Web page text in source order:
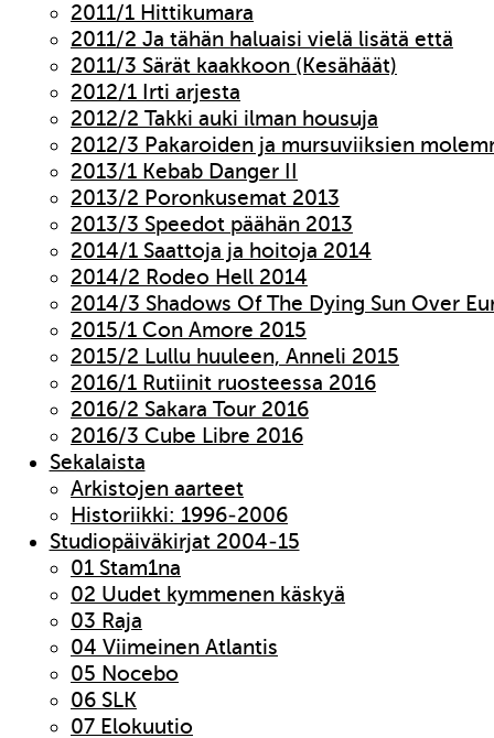
2011/1 Hittikumara
2011/2 Ja tähän haluaisi vielä lisätä että
2011/3 Särät kaakkoon (Kesähäät)
2012/1 Irti arjesta
2012/2 Takki auki ilman housuja
2012/3 Pakaroiden ja mursuviiksien
2013/1 Kebab Danger II
2013/2 Poronkusemat 2013
2013/3 Speedot päähän 2013
2014/1 Saattoja ja hoitoja 2014
2014/2 Rodeo Hell 2014
2014/3 Shadows Of The Dying Sun Over
2015/1 Con Amore 2015
2015/2 Lullu huuleen, Anneli 2015
2016/1 Rutiinit ruosteessa 2016
2016/2 Sakara Tour 2016
2016/3 Cube Libre 2016
Sekalaista
Arkistojen aarteet
Historiikki: 1996-2006
Studiopäiväkirjat 2004-15
01 Stam1na
02 Uudet kymmenen käskyä
03 Raja
04 Viimeinen Atlantis
05 Nocebo
06 SLK
07 Elokuutio